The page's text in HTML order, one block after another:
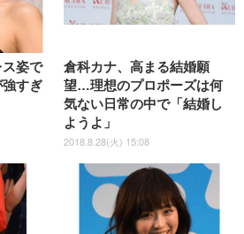
姿で
すぎ
倉科カナ、高まる結婚願
望…理想のプロポーズは何
気ない日常の中で「結婚し
ようよ」
2018.8.28(火) 15:08